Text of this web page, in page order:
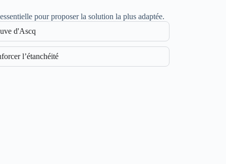
pour proposer la solution la plus adaptée.
d'Ascq
l’étanchéité